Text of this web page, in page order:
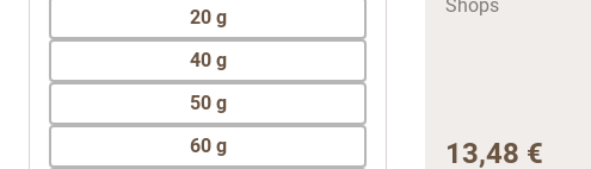
20 g
40 g
50 g
60 g
13,48 €